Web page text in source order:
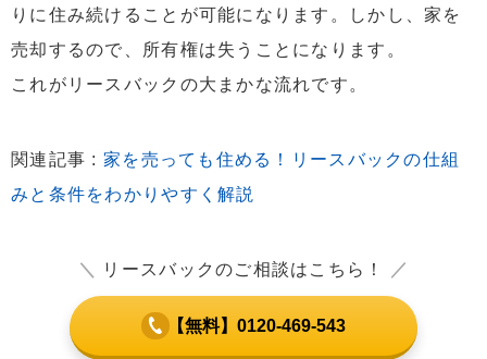
6.2老朽化してきたところを直すことができる
7まとめ：リースバックとリフォームの相互関係
りに住み続けることが可能になります。しかし、家を
売却するので、所有権は失うことになります。
これがリースバックの大まかな流れです。
関連記事 : 家を売っても住める！リースバックの仕組
みと条件をわかりやすく解説
＼ リースバックのご相談はこちら！ ／
【無料】0120-469-543